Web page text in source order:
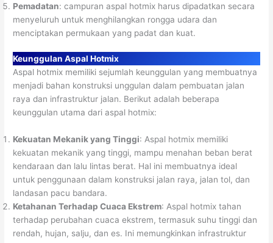
Pemadatan: campuran aspal hotmix harus dipadatkan secara
menyeluruh untuk menghilangkan rongga udara dan
menciptakan permukaan yang padat dan kuat.
Keunggulan Aspal Hotmix
Aspal hotmix memiliki sejumlah keunggulan yang membuatnya
menjadi bahan konstruksi unggulan dalam pembuatan jalan
raya dan infrastruktur jalan. Berikut adalah beberapa
keunggulan utama dari aspal hotmix:
Kekuatan Mekanik yang Tinggi: Aspal hotmix memiliki
kekuatan mekanik yang tinggi, mampu menahan beban berat
kendaraan dan lalu lintas berat. Hal ini membuatnya ideal
untuk penggunaan dalam konstruksi jalan raya, jalan tol, dan
landasan pacu bandara.
Ketahanan Terhadap Cuaca Ekstrem: Aspal hotmix tahan
terhadap perubahan cuaca ekstrem, termasuk suhu tinggi dan
rendah, hujan, salju, dan es. Ini memungkinkan infrastruktur